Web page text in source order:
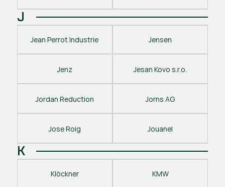
J
Jean Perrot Industrie Jensen
Jenz Jesan Kovo s.r.o.
Jordan Reduction Jorns AG
Jose Roig Jouanel
K
Klöckner KMW